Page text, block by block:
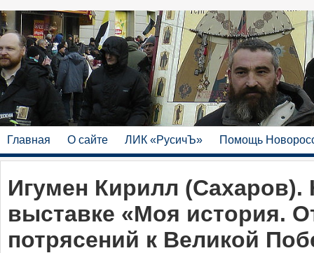
Главная О сайте ЛИК «РусичЪ» Помощь
Игумен Кирилл (Сахаров).
выставке «Моя история.
потрясений к Великой